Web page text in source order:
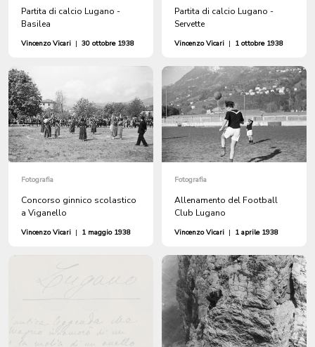
Partita di calcio Lugano -
Basilea
Vincenzo Vicari | 30 ottobre 1938
Partita di calcio Lugano -
Servette
Vincenzo Vicari | 1 ottobre 1938
Fotografia
Concorso ginnico scolastico
a Viganello
Vincenzo Vicari | 1 maggio 1938
Fotografia
Allenamento del Football
Club Lugano
Vincenzo Vicari | 1 aprile 1938